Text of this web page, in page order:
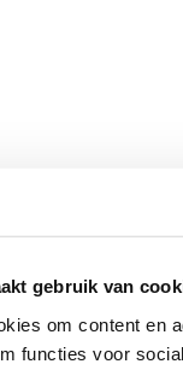
gebruik van
om content en
functies voor
wellicht al her en
der Kooij en Monique